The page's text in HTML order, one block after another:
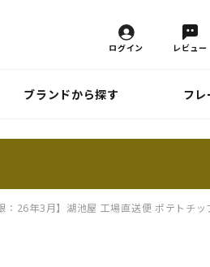
ログイン レビュー
ブランドから探す フ
：26年3月】湖池屋 工場直送便 ポテトチッ